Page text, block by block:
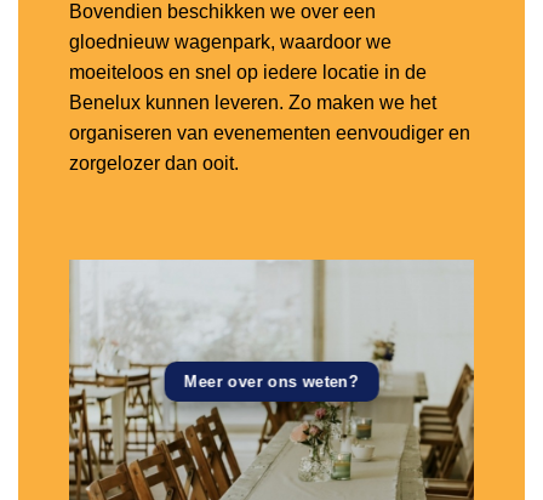
Bovendien beschikken we over een
gloednieuw wagenpark, waardoor we
moeiteloos en snel op iedere locatie in de
Benelux kunnen leveren. Zo maken we het
organiseren van evenementen eenvoudiger en
zorgelozer dan ooit.
Meer over ons weten?